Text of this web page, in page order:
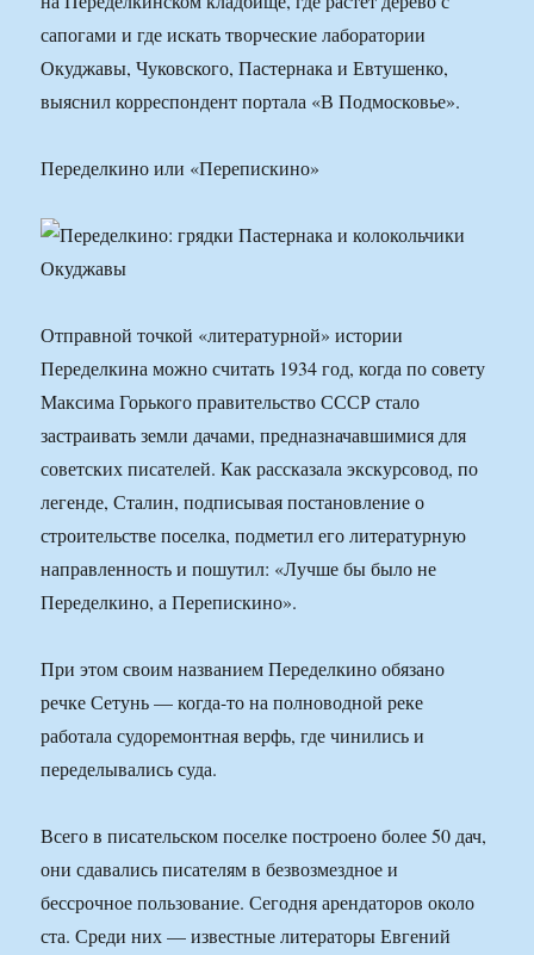
сапогами и где искать творческие лаборатории
Окуджавы, Чуковского, Пастернака и Евтушенко,
выяснил корреспондент портала «В Подмосковье».
Переделкино или «Перепискино»
Отправной точкой «литературной» истории
Переделкина можно считать 1934 год, когда по совету
Максима Горького правительство СССР стало
застраивать земли дачами, предназначавшимися для
советских писателей. Как рассказала экскурсовод, по
легенде, Сталин, подписывая постановление о
строительстве поселка, подметил его литературную
направленность и пошутил: «Лучше бы было не
Переделкино, а Перепискино».
При этом своим названием Переделкино обязано
речке Сетунь — когда-то на полноводной реке
работала судоремонтная верфь, где чинились и
переделывались суда.
Всего в писательском поселке построено более 50 дач,
они сдавались писателям в безвозмездное и
бессрочное пользование. Сегодня арендаторов около
ста. Среди них — известные литераторы Евгений